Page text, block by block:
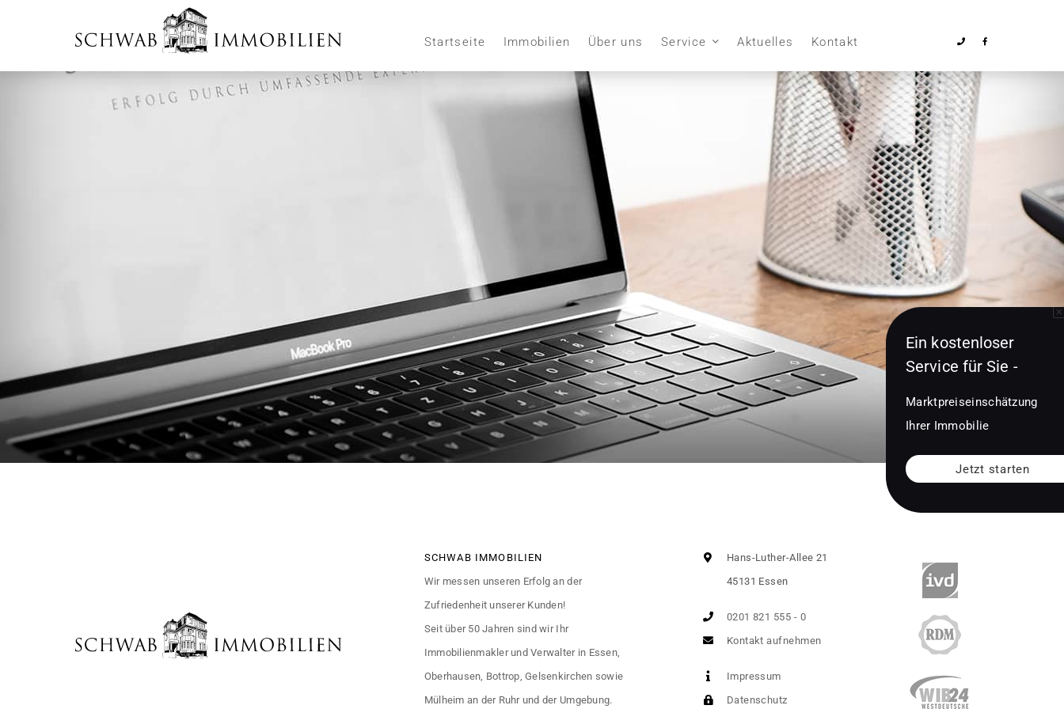
Startseite Immobilien Über uns Service Aktuelles Kontakt
Ein kostenloser
Service für Sie -
Marktpreiseinschätzung
Ihrer Immobilie
Jetzt starten
SCHWAB IMMOBILIEN
Wir messen unseren Erfolg an der
Zufriedenheit unserer Kunden!
Seit über 50 Jahren sind wir Ihr
Immobilienmakler und Verwalter in Essen,
Oberhausen, Bottrop, Gelsenkirchen sowie
Mülheim an der Ruhr und der Umgebung.
Hans-Luther-Allee 21
45131 Essen
0201 821 555 - 0
Kontakt aufnehmen
Impressum
Datenschutz